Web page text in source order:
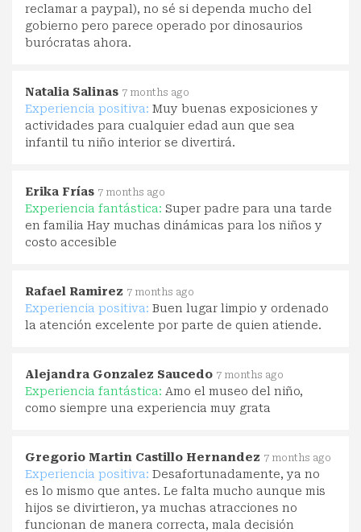
reclamar a paypal), no sé si dependa mucho del
gobierno pero parece operado por dinosaurios
burócratas ahora.
Natalia Salinas 7 months ago
Experiencia positiva: Muy buenas exposiciones y
actividades para cualquier edad aun que sea
infantil tu niño interior se divertirá.
Erika Frías 7 months ago
Experiencia fantástica: Super padre para una tarde
en familia Hay muchas dinámicas para los niños y
costo accesible
Rafael Ramirez 7 months ago
Experiencia positiva: Buen lugar limpio y ordenado
la atención excelente por parte de quien atiende.
Alejandra Gonzalez Saucedo 7 months ago
Experiencia fantástica: Amo el museo del niño,
como siempre una experiencia muy grata
Gregorio Martin Castillo Hernandez 7 months ago
Experiencia positiva: Desafortunadamente, ya no
es lo mismo que antes. Le falta mucho aunque mis
hijos se divirtieron, ya muchas atracciones no
funcionan de manera correcta, mala decisión